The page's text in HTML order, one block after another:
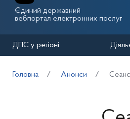
Єдиний державний
вебпортал електронних послуг
ДПС у регіоні
Головна Анонси